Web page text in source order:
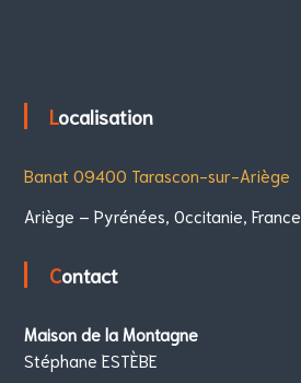
Localisation
Banat 09400 Tarascon-sur-Ariège
Ariège – Pyrénées, Occitanie, France
Contact
Maison de la Montagne
Stéphane ESTÈBE